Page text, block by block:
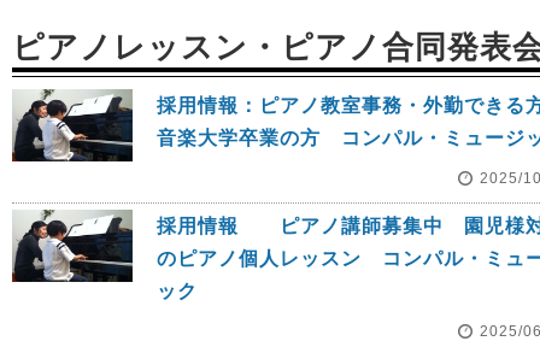
ピアノレッスン・ピアノ合同発表
採用情報：ピアノ教室事務・外勤でき
音楽大学卒業の方 コンパル・ミュージ
2025/
採用情報 ピアノ講師募集中 園児様
のピアノ個人レッスン コンパル・ミュ
ック
2025/